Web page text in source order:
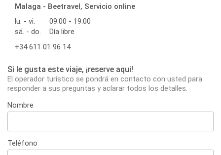
Malaga - Beetravel, Servicio online
lu. - vi.
09:00 - 19:00
sá. - do.
Día libre
+34 611 01 96 14
Si le gusta este viaje, ¡reserve aqui!
El operador turístico se pondrá en contacto con usted para
responder a sus preguntas y aclarar todos los detalles.
Nombre
Teléfono